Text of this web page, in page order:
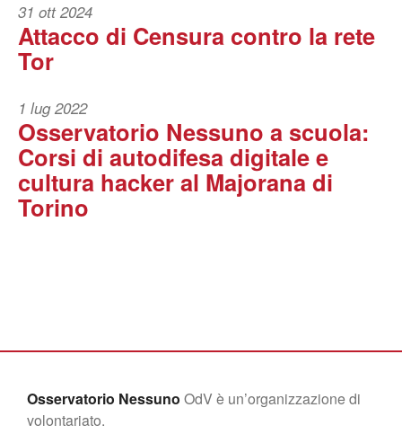
31 ott 2024
Attacco di Censura contro la rete
Tor
1 lug 2022
Osservatorio Nessuno a scuola:
Corsi di autodifesa digitale e
cultura hacker al Majorana di
Torino
Osservatorio Nessuno OdV è un’organizzazione di
volontariato.